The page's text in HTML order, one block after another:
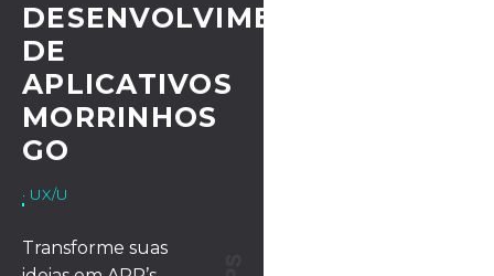
DESENVOLVIMENTO
DE
APLICATIVOS
MORRINHOS
GO
· UX/UI DESIGN
Transforme suas